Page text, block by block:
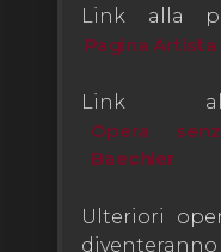
Link alla
Pagina Artista
Link
Opera
Baechler
Ulteriori